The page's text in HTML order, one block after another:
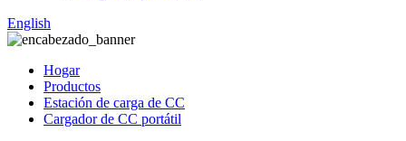
English
Hogar
Productos
Estación de carga de CC
Cargador de CC portátil